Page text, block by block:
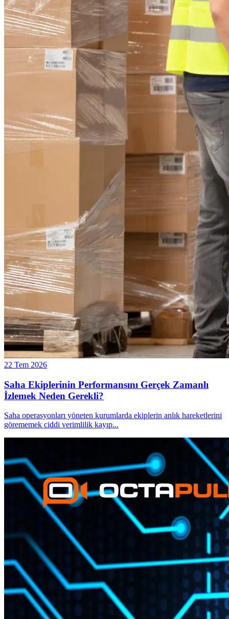
22 Tem 2026
Saha Ekiplerinin Performansını Gerçek Zamanlı
İzlemek Neden Gerekli?
Saha operasyonları yöneten kurumlarda ekiplerin anlık hareketlerini
görememek ciddi verimlilik kayıp...